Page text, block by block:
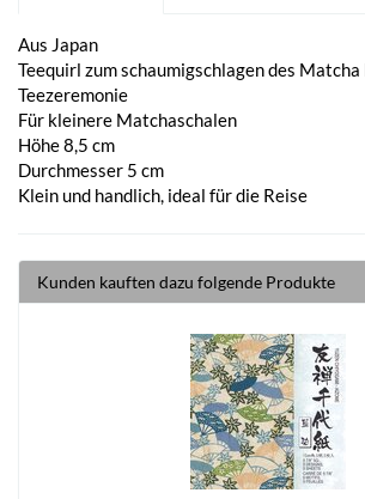
Aus Japan
Teequirl zum schaumigschlagen des Matcha
Teezeremonie
Für kleinere Matchaschalen
Höhe 8,5 cm
Durchmesser 5 cm
Klein und handlich, ideal für die Reise
Kunden kauften dazu folgende Produkte